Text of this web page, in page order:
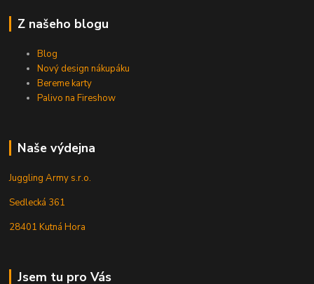
Z našeho blogu
Blog
Nový design nákupáku
Bereme karty
Palivo na Fireshow
Naše výdejna
Juggling Army s.r.o.
Sedlecká 361
28401 Kutná Hora
Jsem tu pro Vás